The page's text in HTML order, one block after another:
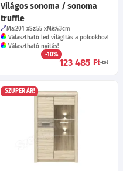
Világos sonoma / sonoma
truffle
Ma:201 Sz:55 Mé:43cm
Választható led világítás a polcokhoz!
Választható nyitás!
-10%
123 485 Ft-tól
SZUPER ÁR!